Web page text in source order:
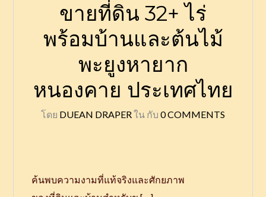
ขายที่ดิน 32+ ไร่
พร้อมบ้านและต้นไม้
พะยูงหายาก
หนองคาย ประเทศไทย
โดย DUEAN DRAPERใน กับ 0 COMMENTS
ค้นพบความงามที่แท้จริงและศักยภาพ